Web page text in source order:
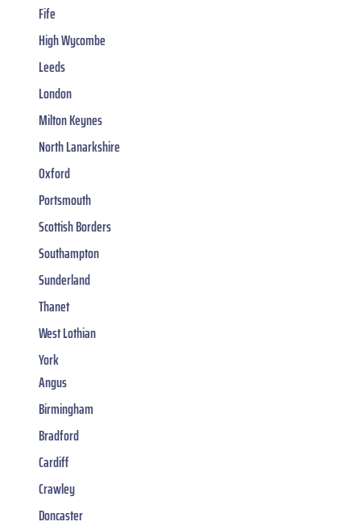
Fife
High Wycombe
Leeds
London
Milton Keynes
North Lanarkshire
Oxford
Portsmouth
Scottish Borders
Southampton
Sunderland
Thanet
West Lothian
York
Angus
Birmingham
Bradford
Cardiff
Crawley
Doncaster